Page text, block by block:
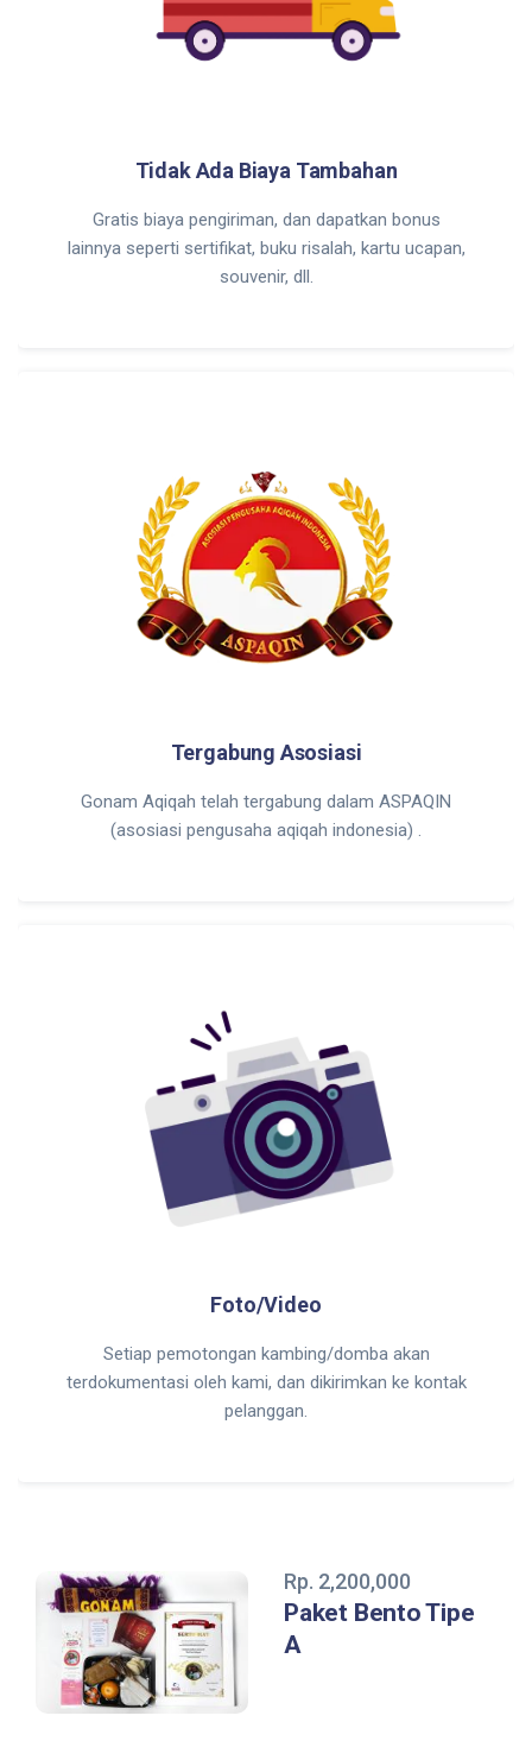
Tidak Ada Biaya Tambahan
Gratis biaya pengiriman, dan dapatkan bonus
lainnya seperti sertifikat, buku risalah, kartu ucapan,
souvenir, dll.
Tergabung Asosiasi
Gonam Aqiqah telah tergabung dalam ASPAQIN
(asosiasi pengusaha aqiqah indonesia) .
Foto/Video
Setiap pemotongan kambing/domba akan
terdokumentasi oleh kami, dan dikirimkan ke kontak
pelanggan.
Rp. 2,200,000
Paket Bento Tipe
A